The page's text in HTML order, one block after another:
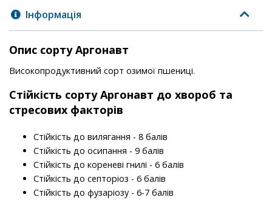
Інформація
Опис сорту Аргонавт
Високопродуктивний сорт озимої пшениці.
Стійкість сортуАргонавт до хвороб та
стресових факторів
Стійкість до вилягання - 8 балів
Стійкість до осипання - 9 балів
Стійкість до кореневі гнилі - 6 балів
Стійкість до септоріоз - 6 балів
Стійкість до фузаріозу - 6-7 балів